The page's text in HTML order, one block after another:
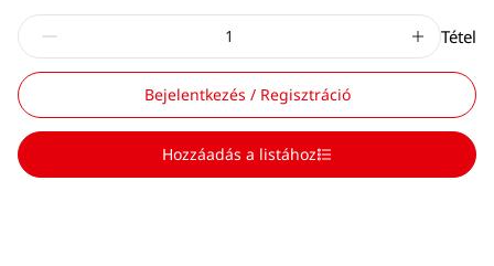
Tétel
Bejelentkezés / Regisztráció
Hozzáadás a listához